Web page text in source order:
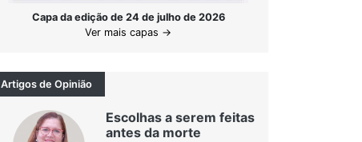
Capa da edição de 24 de julho de 2026
Ver mais capas →
Artigos de Opinião
Escolhas a serem feitas
antes da morte